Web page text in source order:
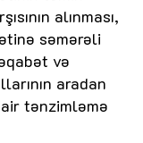
alınması,
səmərəli
və
aradan
tənzimləmə